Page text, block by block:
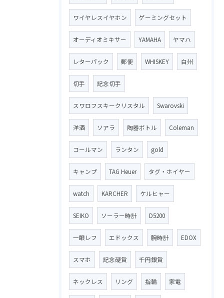
ワイヤレスイヤホン ゲーミングセット
オーディオミキサー YAMAHA ヤマハ
レターパック 郵便 WHISKEY 白州
切手 記念切手
スワロフスキークリスタル Swarovski
洋酒 ソアラ 陶器ボトル Coleman
コールマン ランタン gold
キャンプ TAG Heuer タグ・ホイヤー
watch KARCHER ケルヒャー
SEIKO ソーラー時計 D5200
一眼レフ エドックス 腕時計 EDOX
スマホ 記念硬貨 千円銀貨
ネックレス リング 指輪 家電